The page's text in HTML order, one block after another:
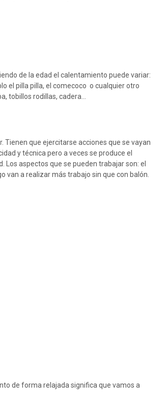
de la edad el calentamiento puede variar:
el pilla pilla, el comecoco o cualquier otro
tobillos rodillas, cadera…
Tienen que ejercitarse acciones que se vayan
y técnica pero a veces se produce el
aspectos que se pueden trabajar son: el
van a realizar más trabajo sin que con balón.
de forma relajada significa que vamos a